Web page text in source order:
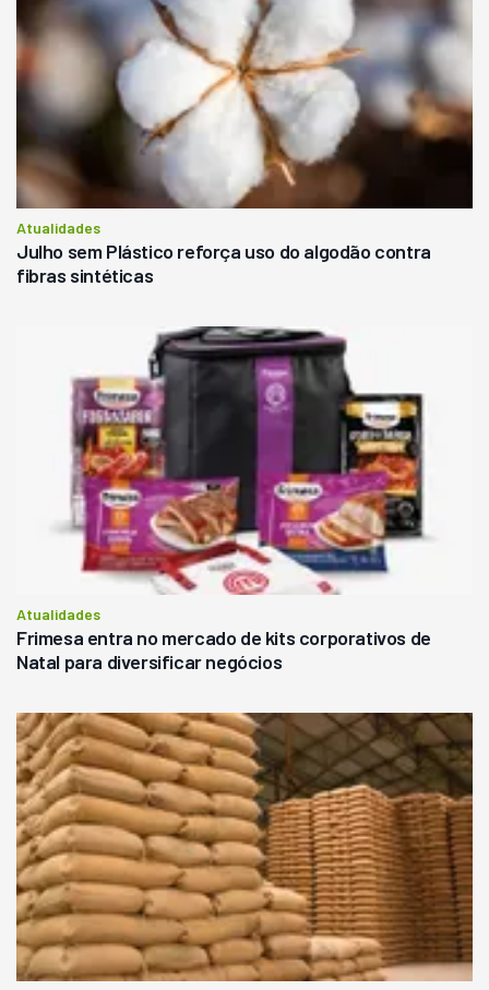
Atualidades
Julho sem Plástico reforça uso do algodão contra
fibras sintéticas
Atualidades
Frimesa entra no mercado de kits corporativos de
Natal para diversificar negócios